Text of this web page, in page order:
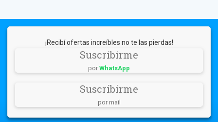
¡Recibí ofertas increíbles no te las pierdas!
Suscribirme
por WhatsApp
Suscribirme
por mail